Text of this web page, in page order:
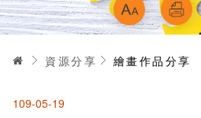
首頁資源分享 繪畫作品分享
109-05-19